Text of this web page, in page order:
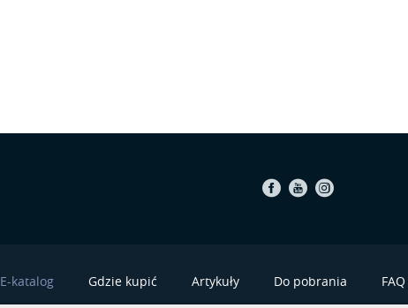
Instagram
E-katalog Gdzie kupić Artykuły Do pobrania FAQ